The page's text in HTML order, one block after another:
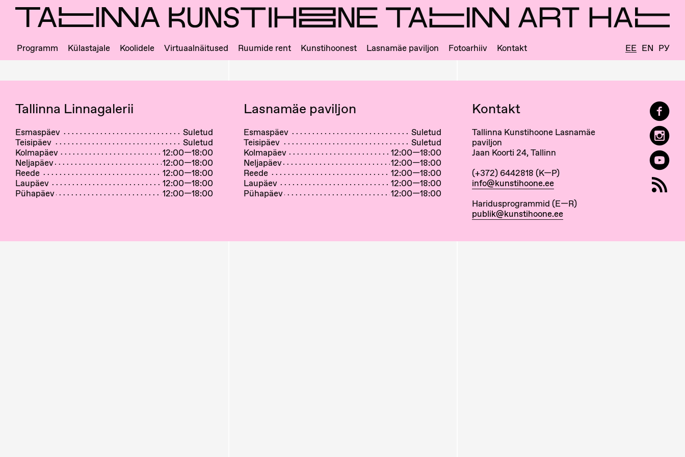
Skip
Ligipääs
ja
Programm Külastajale Koolidele Virtuaalnäitused Ruumide rent Kunstihoonest Lasnamäe paviljon Fotoarhiiv Kontakt EE EN РУ
Tallinna Linnagalerii
Esmaspäev
Suletud
Teisipäev
Suletud
Kolmapäev
12:00—18:00
Neljapäev
12:00—18:00
Reede
12:00—18:00
Laupäev
12:00—18:00
Pühapäev
12:00—18:00
Lasnamäe paviljon
Esmaspäev
Suletud
Teisipäev
Suletud
Kolmapäev
12:00—18:00
Neljapäev
12:00—18:00
Reede
12:00—18:00
Laupäev
12:00—18:00
Pühapäev
12:00—18:00
Kontakt
Tallinna Kunstihoone Lasnamäe
paviljon
Jaan Koorti 24, Tallinn
(+372) 6442818 (K—P)
info@kunstihoone.ee
Haridusprogrammid (E—R)
publik@kunstihoone.ee